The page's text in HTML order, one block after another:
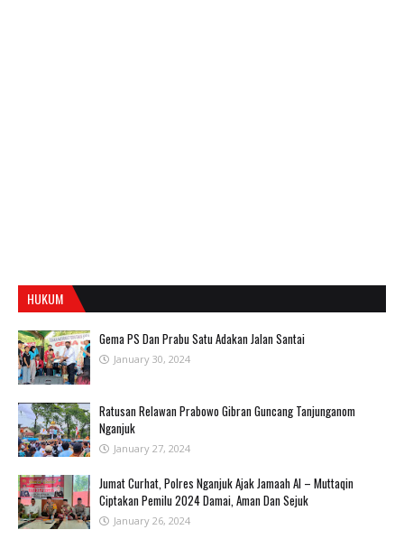
HUKUM
Gema PS Dan Prabu Satu Adakan Jalan Santai
January 30, 2024
Ratusan Relawan Prabowo Gibran Guncang Tanjunganom
Nganjuk
January 27, 2024
Jumat Curhat, Polres Nganjuk Ajak Jamaah Al – Muttaqin
Ciptakan Pemilu 2024 Damai, Aman Dan Sejuk
January 26, 2024